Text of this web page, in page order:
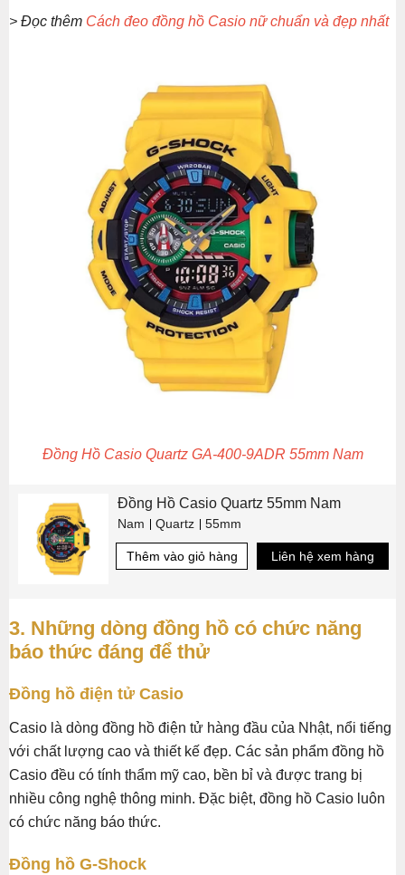
> Đọc thêm Cách đeo đồng hồ Casio nữ chuẩn và đẹp nhất
Đồng Hồ Casio Quartz GA-400-9ADR 55mm Nam
Đồng Hồ Casio Quartz 55mm Nam
Nam Quartz 55mm
Thêm vào giỏ hàng Liên hệ xem hàng
3. Những dòng đồng hồ có chức năng
báo thức đáng để thử
Đồng hồ điện tử Casio
Casio là dòng đồng hồ điện tử hàng đầu của Nhật, nổi tiếng
với chất lượng cao và thiết kế đẹp. Các sản phẩm đồng hồ
Casio đều có tính thẩm mỹ cao, bền bỉ và được trang bị
nhiều công nghệ thông minh. Đặc biệt, đồng hồ Casio luôn
có chức năng báo thức.
Đồng hồ G-Shock